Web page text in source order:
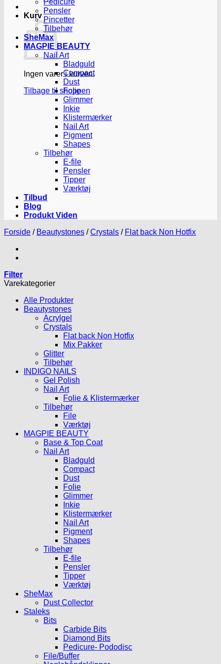
Kurv
Ingen varer i kurven.
Tilbage til shoppen
Pedicure
Pensler
Pincetter
Tilbehør
SheMax
MAGPIE BEAUTY
Nail Art
Bladguld
Compact
Dust
Folie
Glimmer
Inkie
Klistermærker
Nail Art
Pigment
Shapes
Tilbehør
E-file
Pensler
Tipper
Værktøj
Tilbud
Blog
Produkt Viden
Forside / Beautystones / Crystals / Flat back Non Hotfix
Filter
Varekategorier
Alle Produkter
Beautystones
Acrylgel
Crystals
Flat back Non Hotfix
Mix Pakker
Glitter
Tilbehør
INDIGO NAILS
Gel Polish
Nail Art
Folie & Klistermærker
Tilbehør
File
Værktøj
MAGPIE BEAUTY
Base & Top Coat
Nail Art
Bladguld
Compact
Dust
Folie
Glimmer
Inkie
Klistermærker
Nail Art
Pigment
Shapes
Tilbehør
E-file
Pensler
Tipper
Værktøj
SheMax
Dust Collector
Staleks
Bits
Carbide Bits
Diamond Bits
Pedicure- Pododisc
File/Buffer